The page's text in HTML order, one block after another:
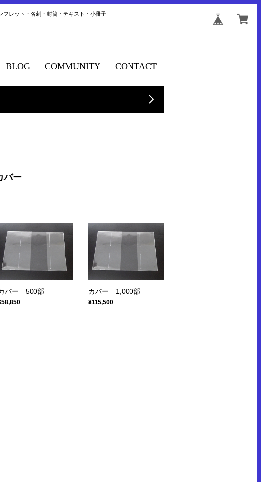
フレット・名刺・封筒・テキスト・小冊子
BLOG COMMUNITY CONTACT
バー
バー 500部 カバー 1,000部
¥115,500